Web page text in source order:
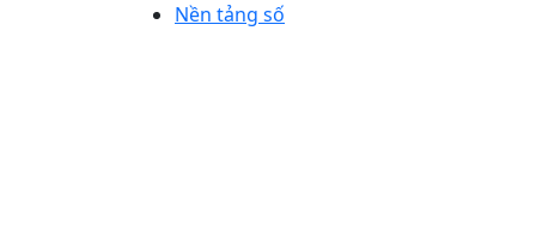
Nền tảng số